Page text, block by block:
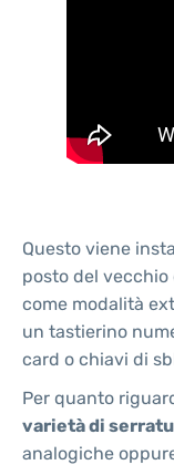
Questo viene
posto del
come modalità
un tastierino
card o chiavi di
Per quanto
varietà di
analogiche